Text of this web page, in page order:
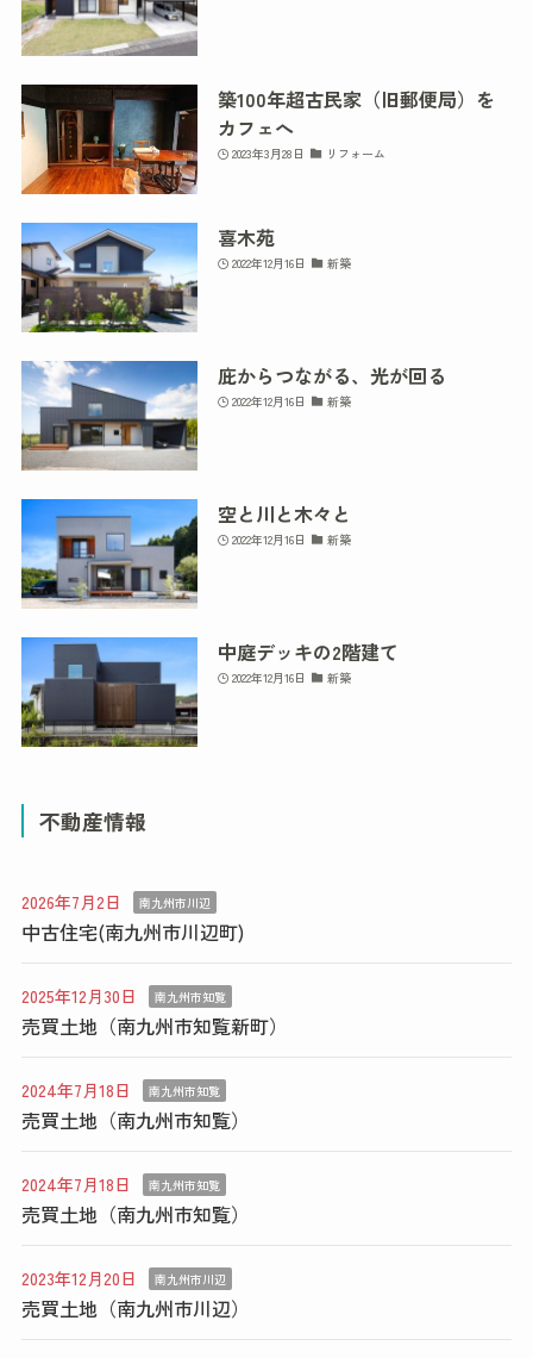
築100年超古民家（旧郵便局）を
カフェへ
2023年3月28日 リフォーム
喜木苑
2022年12月16日 新築
庇からつながる、光が回る
2022年12月16日 新築
空と川と木々と
2022年12月16日 新築
中庭デッキの2階建て
2022年12月16日 新築
不動産情報
2026年7月2日 南九州市川辺
中古住宅(南九州市川辺町)
2025年12月30日 南九州市知覧
売買土地（南九州市知覧新町）
2024年7月18日 南九州市知覧
売買土地（南九州市知覧）
2024年7月18日 南九州市知覧
売買土地（南九州市知覧）
2023年12月20日 南九州市川辺
売買土地（南九州市川辺）